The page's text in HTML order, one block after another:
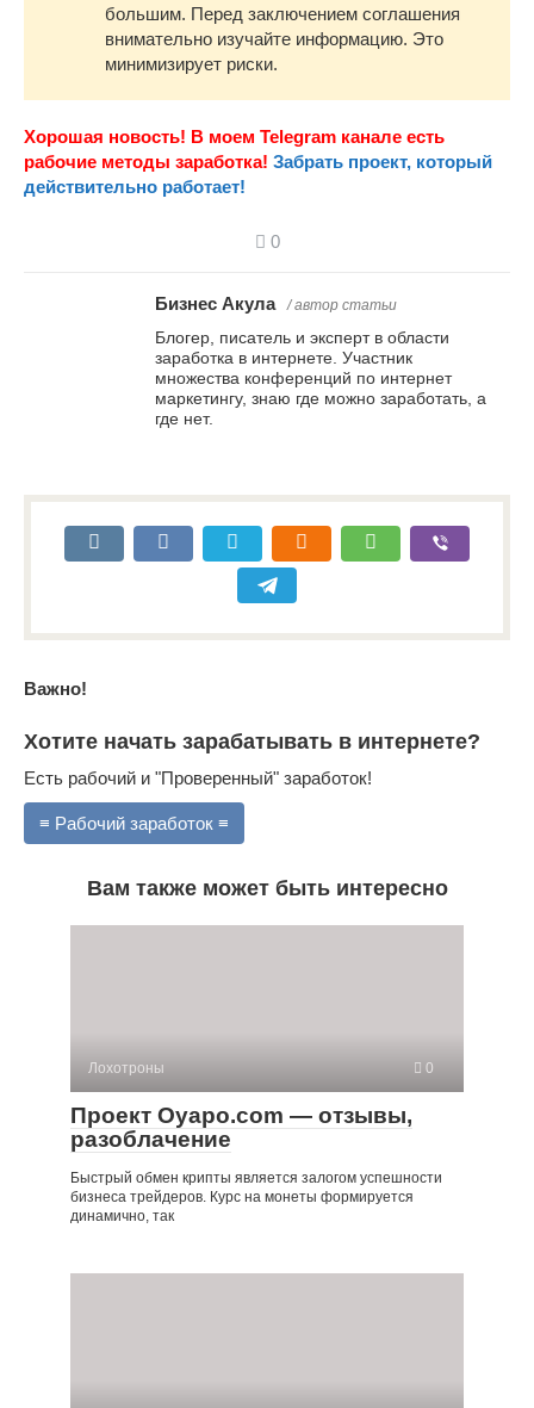
большим. Перед заключением соглашения
внимательно изучайте информацию. Это
минимизирует риски.
Хорошая новость! В моем Telegram канале есть
рабочие методы заработка! Забрать проект, который
действительно работает!
0
Бизнес Акула / автор статьи
Блогер, писатель и эксперт в области
заработка в интернете. Участник
множества конференций по интернет
маркетингу, знаю где можно заработать, а
где нет.
Важно!
Хотите начать зарабатывать в интернете?
Есть рабочий и "Проверенный" заработок!
≡ Рабочий заработок ≡
Вам также может быть интересно
Лохотроны 0
Проект Oyapo.com — отзывы,
разоблачение
Быстрый обмен крипты является залогом успешности
бизнеса трейдеров. Курс на монеты формируется
динамично, так